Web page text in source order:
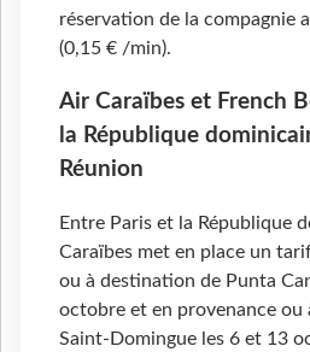
réservation de la compagnie
(0,15 € /min).
Air Caraïbes et French
la République
Réunion
Entre Paris et la République
Caraïbes met en place un
ou à destination de Punta
octobre et en provenance ou
Saint-Domingue les 6 et 13